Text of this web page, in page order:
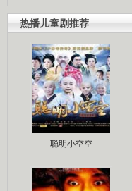
热播儿童剧推荐
聪明小空空